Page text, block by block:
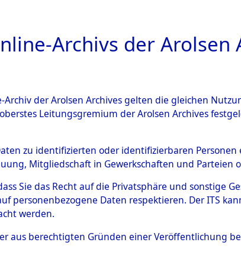
ARCHIVALE ÜBERSICHT BILD
Orten Obbach -
(84600404)
0011 (84600404)
Archivs der Arolsen
der Arolsen Archives gelten die gleichen
Leitungsgremium der Arolsen Archives
zu identifizierten oder identifizierbaren
Mitgliedschaft in Gewerkschaften und Parteien
Sie das Recht auf die Privatsphäre und sonstige
personenbezogene Daten respektieren. Der ITS
werden.
aus berechtigten Gründen einer Veröffentlichung